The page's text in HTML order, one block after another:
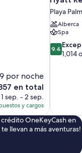
por noche
en total
1 sep. - 2 sep.
y cargos
Playa Palm
Alberca
Spa
9.4
de
9.4
1,014
OneKeyCash en
llevan a más aventuras!